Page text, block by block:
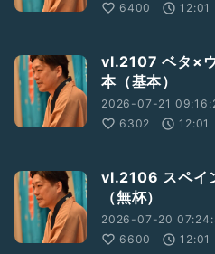
6400
12:01
vl.2107 ベタ×
本（基本）
2026-07-21
6302
12:01
vl.2106 スペイ
（無杯）
2026-07-20
6600
12:01